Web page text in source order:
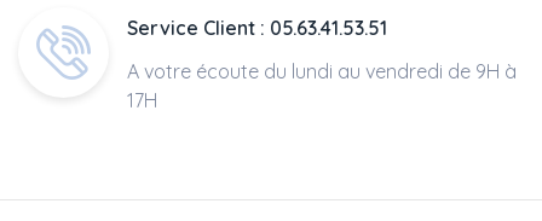
Service Client : 05.63.41.53.51
A votre écoute du lundi au vendredi de 9H à
17H